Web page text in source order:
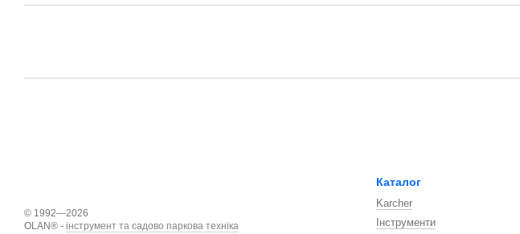
© 1992—2026
OLAN® - інструмент та садово паркова техніка
Каталог
Karcher
Інструменти